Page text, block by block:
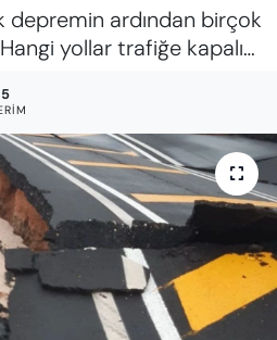
depremin ardından birçok
yollar trafiğe kapalı…
ve Fikstür